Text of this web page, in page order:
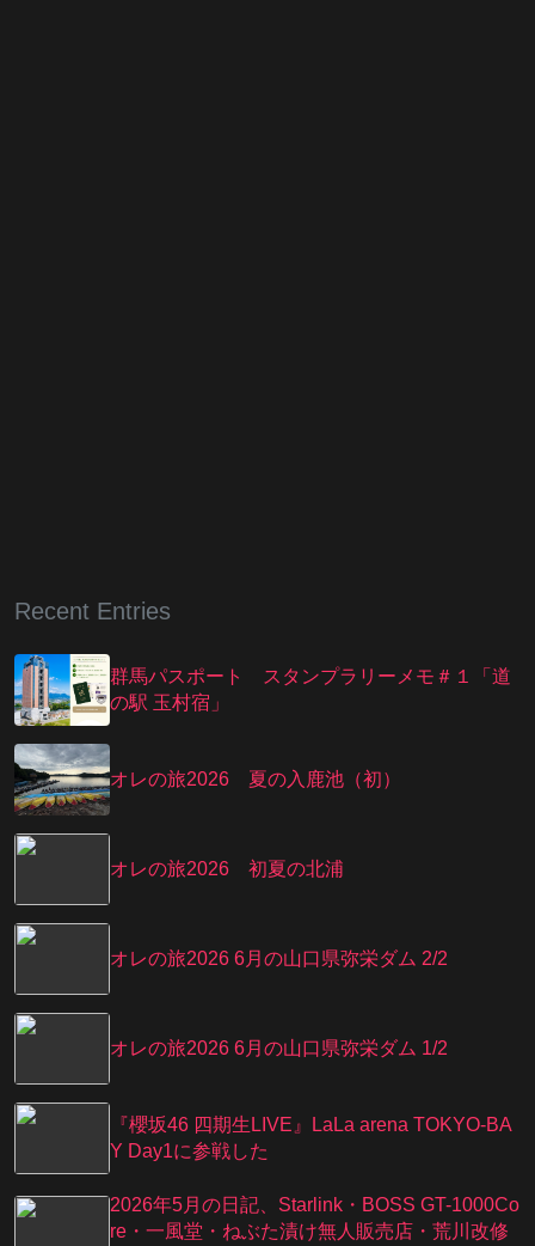
Recent Entries
群馬パスポート スタンプラリーメモ＃１「道
の駅 玉村宿」
オレの旅2026 夏の入鹿池（初）
オレの旅2026 初夏の北浦
オレの旅2026 6月の山口県弥栄ダム 2/2
オレの旅2026 6月の山口県弥栄ダム 1/2
『櫻坂46 四期生LIVE』LaLa arena TOKYO-BA
Y Day1に参戦した
2026年5月の日記、Starlink・BOSS GT-1000Co
re・一風堂・ねぶた漬け無人販売店・荒川改修